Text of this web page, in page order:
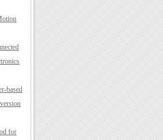
based
for